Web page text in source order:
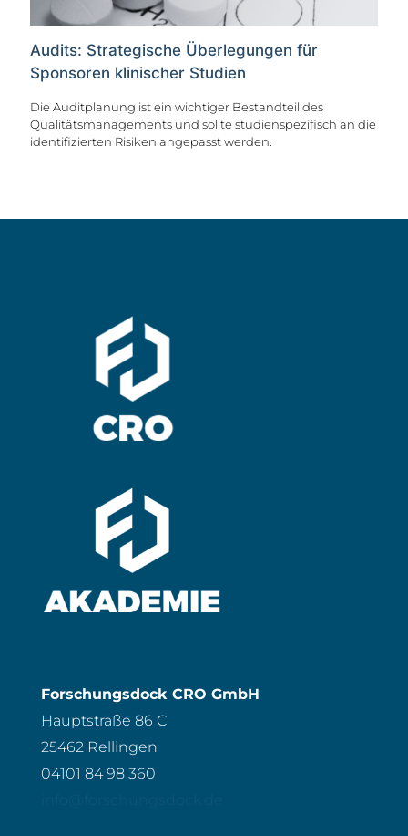
Audits: Strategische Überlegungen für
Sponsoren klinischer Studien
Die Auditplanung ist ein wichtiger Bestandteil des
Qualitätsmanagements und sollte studienspezifisch an die
identifizierten Risiken angepasst werden.
Forschungsdock CRO GmbH
Hauptstraße 86 C
25462 Rellingen
04101 84 98 360